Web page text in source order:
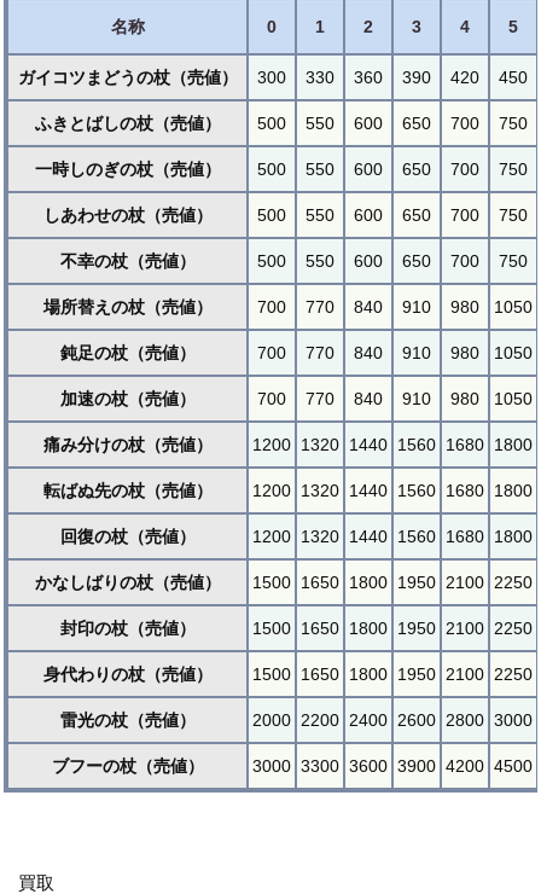
名称 0 1 2 3 4 5
ガイコツまどうの杖（売値） 300 330 360 390 420 450
ふきとばしの杖（売値） 500 550 600 650 700 750
一時しのぎの杖（売値） 500 550 600 650 700 750
しあわせの杖（売値） 500 550 600 650 700 750
不幸の杖（売値） 500 550 600 650 700 750
場所替えの杖（売値） 700 770 840 910 980 1050
鈍足の杖（売値） 700 770 840 910 980 1050
加速の杖（売値） 700 770 840 910 980 1050
痛み分けの杖（売値） 1200 1320 1440 1560 1680 1800
転ばぬ先の杖（売値） 1200 1320 1440 1560 1680 1800
回復の杖（売値） 1200 1320 1440 1560 1680 1800
かなしばりの杖（売値） 1500 1650 1800 1950 2100 2250
封印の杖（売値） 1500 1650 1800 1950 2100 2250
身代わりの杖（売値） 1500 1650 1800 1950 2100 2250
雷光の杖（売値） 2000 2200 2400 2600 2800 3000
ブフーの杖（売値） 3000 3300 3600 3900 4200 4500
買取